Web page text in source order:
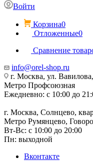
Войти
Корзина0
Отложенные0
Сравнение
info@orel-shop.ru
г. Москва, ул.
Метро Профсоюзная
Ежедневно: с 10:00 до
г. Москва, Солнцево,
Метро Румянцево,
Вт-Вс: с 10:00 до 20:00
Пн: выходной
Вконтакте